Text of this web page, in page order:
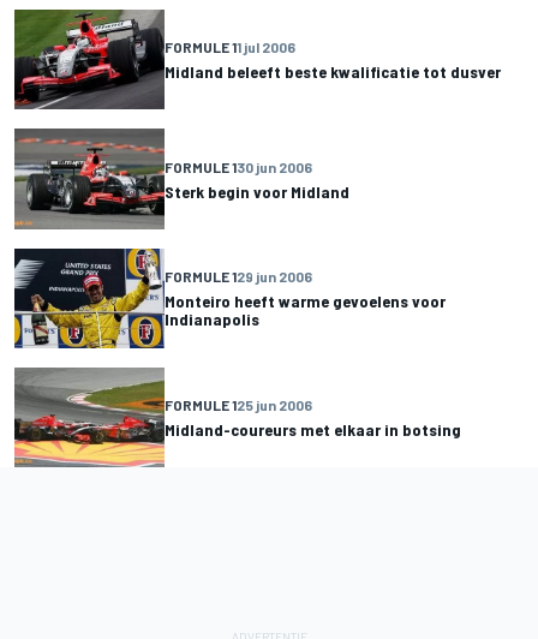
FORMULE 11 jul 2006
Midland beleeft beste kwalificatie tot dusver
FORMULE 130 jun 2006
Sterk begin voor Midland
FORMULE 129 jun 2006
Monteiro heeft warme gevoelens voor
Indianapolis
FORMULE 125 jun 2006
Midland-coureurs met elkaar in botsing